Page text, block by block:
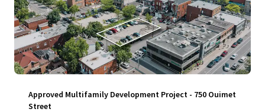
Approved Multifamily Development Project - 750 Ouimet
Street